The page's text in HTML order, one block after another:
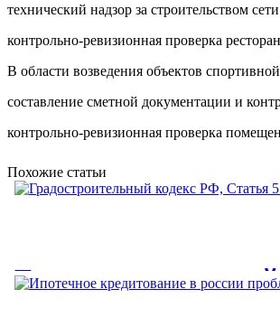
технический надзор за строительством
контрольно-ревизионная проверка
В области возведения объектов
составление сметной документации и
контрольно-ревизионная проверка
Похожие статьи